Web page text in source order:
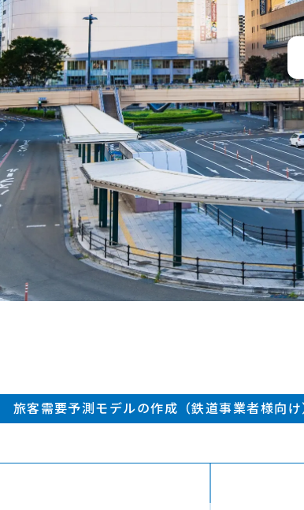
調査 計画
橋
地下鉄・
地下構造物
の他 表彰・感謝状
採用 第二新卒採用 中途採用
代表挨拶
旅客需要予測モデルの作成（鉄道事業者様向け